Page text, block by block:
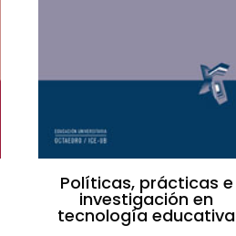
Políticas, prácticas e
investigación en
tecnología educativa